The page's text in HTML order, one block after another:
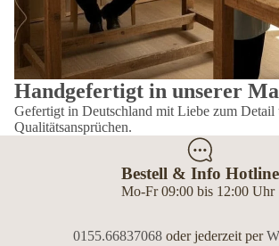
Handgefertigt in unserer
Gefertigt in Deutschland mit Liebe zum Detail
Qualitätsansprüchen.
Bestell & Info Hotline
Mo-Fr 09:00 bis 12:00 Uhr
0155.66837068oder jederzeit per